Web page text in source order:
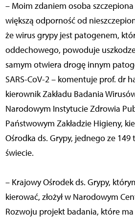
– Moim zdaniem osoba
większą odporność od
że wirus grypy jest patogenem,
oddechowego, powoduje
samym otwiera drogę innym
SARS-CoV-2 – komentuje prof. dr
kierownik Zakładu Badania
Narodowym Instytucie Zdrowia
Państwowym Zakładzie Higieny,
Ośrodka ds. Grypy, jednego ze
świecie.
– Krajowy Ośrodek ds. Grypy,
kierować, złożył w Narodowym
Rozwoju projekt badania, które